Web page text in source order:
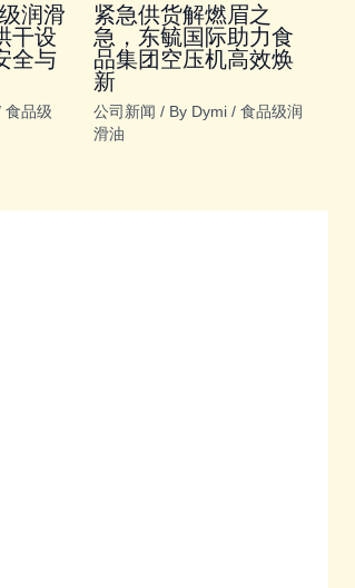
润滑
干设
全与
食品级
紧急供货解燃眉之
急，东毓国际助力食
品集团空压机高效焕
新
公司新闻 / By Dymi/食品级润
滑油